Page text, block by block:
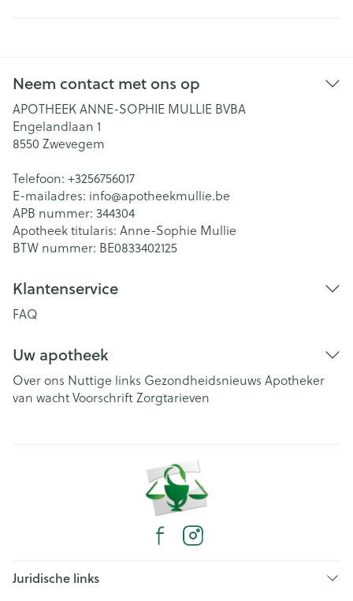
Neem contact met ons op
APOTHEEK ANNE-SOPHIE MULLIE BVBA
Engelandlaan 1
8550 Zwevegem
Telefoon: +3256756017
E-mailadres: info@apotheekmullie.be
APB nummer: 344304
Apotheek titularis: Anne-Sophie Mullie
BTW nummer: BE0833402125
Klantenservice
FAQ
Uw apotheek
Over ons Nuttige links Gezondheidsnieuws Apotheker
van wachtVoorschriftZorgtarieven
Juridische links